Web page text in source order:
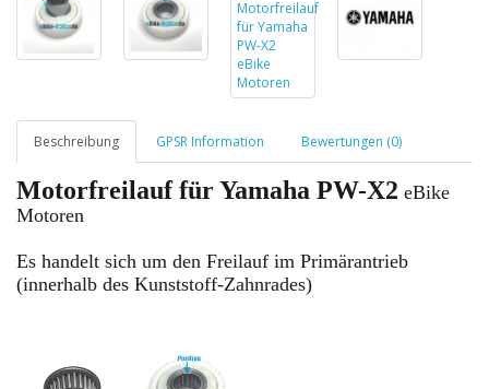
Beschreibung GPSR Information Bewertungen (0)
Motorfreilauf für Yamaha PW-X2 eBike
Motoren
Es handelt sich um den Freilauf im Primärantrieb
(innerhalb des Kunststoff-Zahnrades)